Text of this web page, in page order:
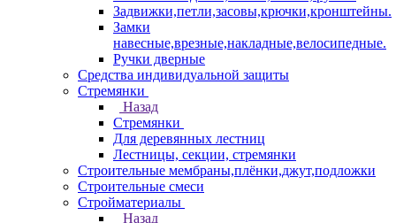
Задвижки,петли,засовы,крючки,кронштейны.
Замки
навесные,врезные,накладные,велосипедные.
Ручки дверные
Средства индивидуальной защиты
Стремянки
Назад
Стремянки
Для деревянных лестниц
Лестницы, секции, стремянки
Строительные мембраны,плёнки,джут,подложки
Строительные смеси
Стройматериалы
Назад